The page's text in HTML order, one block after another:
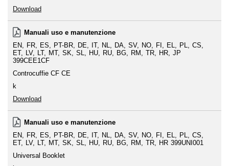
Download
Manuali uso e manutenzione
EN
FR ES PT-BR DE IT NL DA SV NO FI EL PL CS
ET
LV LT MT SK SL HU RU BG RM TR HR JP
399CEE1CF
Controcuffie CF CE
k
Download
Manuali uso e manutenzione
EN
FR ES PT-BR DE IT NL DA SV NO FI EL PL CS
ET
LV LT MT SK SL HU RU BG RM TR HR 399UNI001
Universal Booklet